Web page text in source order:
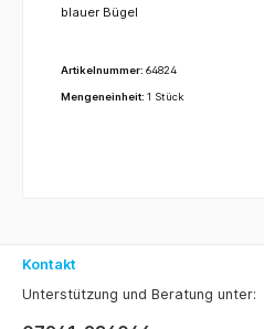
blauer Bügel
Artikelnummer: 64824
Mengeneinheit: 1 Stück
Kontakt
Unterstützung und Beratung unter: